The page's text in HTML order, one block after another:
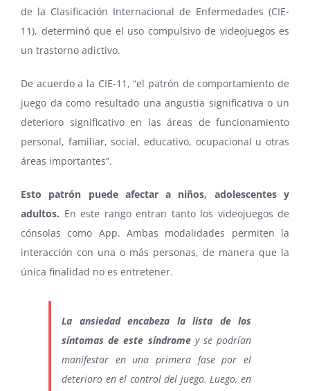
de la Clasificación Internacional de Enfermedades (CIE-
11), determinó que el uso compulsivo de videojuegos es
un trastorno adictivo.
De acuerdo a la CIE-11, “el patrón de comportamiento de
juego da como resultado una angustia significativa o un
deterioro significativo en las áreas de funcionamiento
personal, familiar, social, educativo, ocupacional u otras
áreas importantes”.
Esto patrón puede afectar a niños, adolescentes y
adultos. En este rango entran tanto los videojuegos de
cónsolas como App. Ambas modalidades permiten la
interacción con una o más personas, de manera que la
única finalidad no es entretener.
La ansiedad encabeza la lista de los
síntomas de este síndromey se podrían
manifestar en una primera fase por el
deterioro en el control del juego. Luego, en